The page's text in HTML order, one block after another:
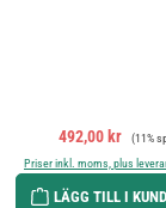
Försäljningspris:
492,00 kr
(11%
Priser inkl. moms, plus
LÄGG TILL I